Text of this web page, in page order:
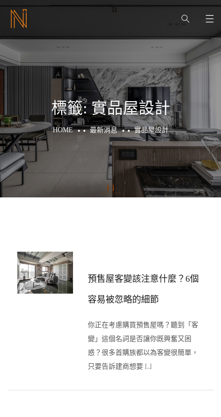
標籤:實品屋設計
HOME 最新消息 實品屋設計
預售屋客變該注意什麼？6個
容易被忽略的細節
你正在考慮購買預售屋嗎？聽到「客
變」這個名詞是否讓你既興奮又困
惑？很多首購族都以為客變很簡單，
只要告訴建商想要 […]